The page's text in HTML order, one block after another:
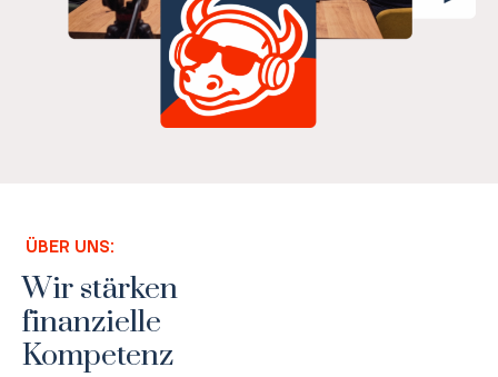
ÜBER UNS:
Wir stärken
finanzielle
Kompetenz